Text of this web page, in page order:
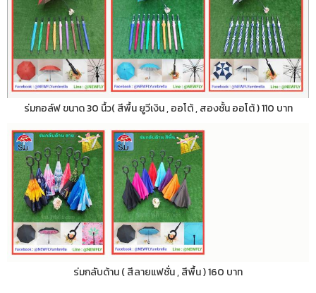
ร่มกอล์ฟ ขนาด 30 นื้ว( สีพื้น ยูวีเงิน , ออโต้ , สองชั้น ออโต้ ) 110 บาท
ร่มกลับด้าน ( สีลายแฟชั่น , สีพื้น ) 160 บาท